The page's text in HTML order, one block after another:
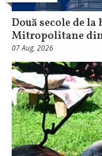
Două secole de
Mitropolitane
07 Aug, 2026